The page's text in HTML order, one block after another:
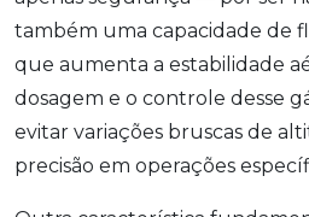
também uma capacidade de
que aumenta a estabilidade
dosagem e o controle desse
evitar variações bruscas de
precisão em operações